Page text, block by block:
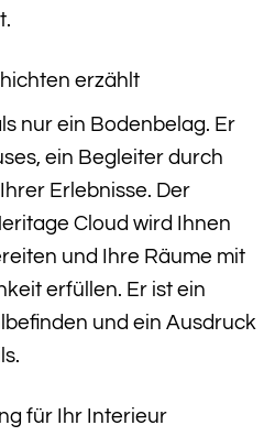
erzählt
nur ein Bodenbelag. Er
ein Begleiter durch
Erlebnisse. Der
Cloud wird Ihnen
und Ihre Räume mit
erfüllen. Er ist ein
und ein Ausdruck
für Ihr Interieur